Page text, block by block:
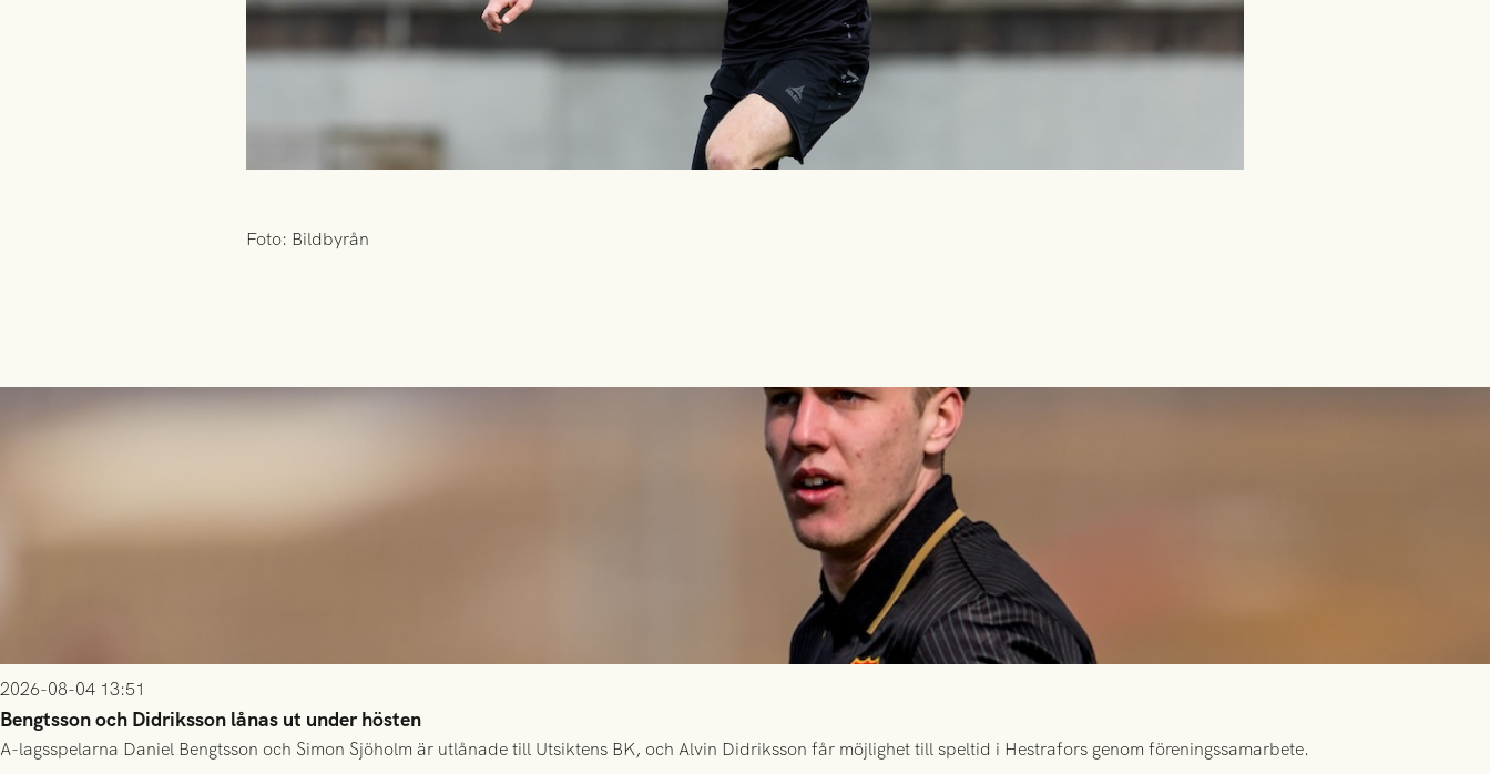
Foto: Bildbyrån
2026-08-04 13:51
Bengtsson och Didriksson lånas ut under hösten
A-lagsspelarna Daniel Bengtsson och Simon Sjöholm är utlånade till Utsiktens BK, och Alvin Didriksson får möjlighet till speltid i Hestrafors genom föreningssamarbete.